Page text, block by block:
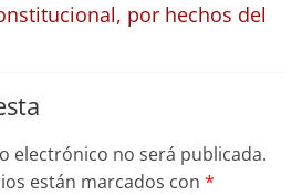
por hechos del
electrónico no será publicada.
están marcados con*